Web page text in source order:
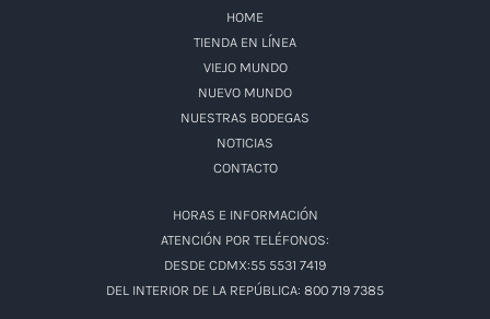
HOME
TIENDA EN LÍNEA
VIEJO MUNDO
NUEVO MUNDO
NUESTRAS BODEGAS
NOTICIAS
CONTACTO
HORAS E INFORMACIÓN
ATENCIÓN POR TELÉFONOS:
DESDE CDMX:55 5531 7419
DEL INTERIOR DE LA REPÚBLICA: 800 719 7385